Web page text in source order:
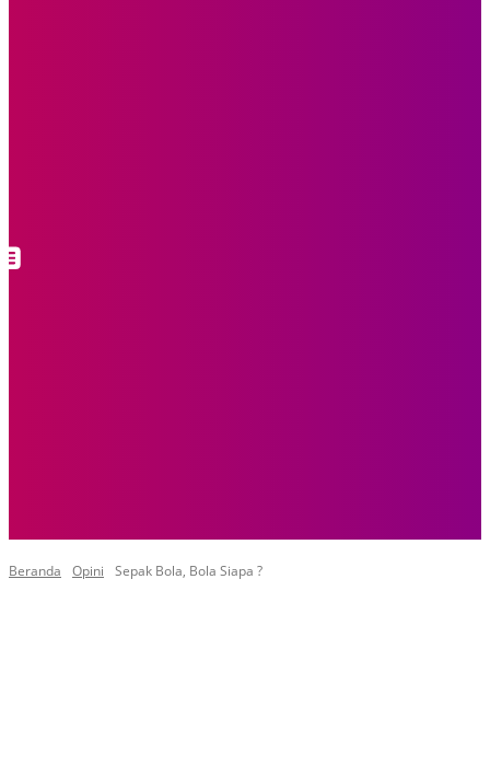
Beranda Opini Sepak Bola, Bola Siapa ?